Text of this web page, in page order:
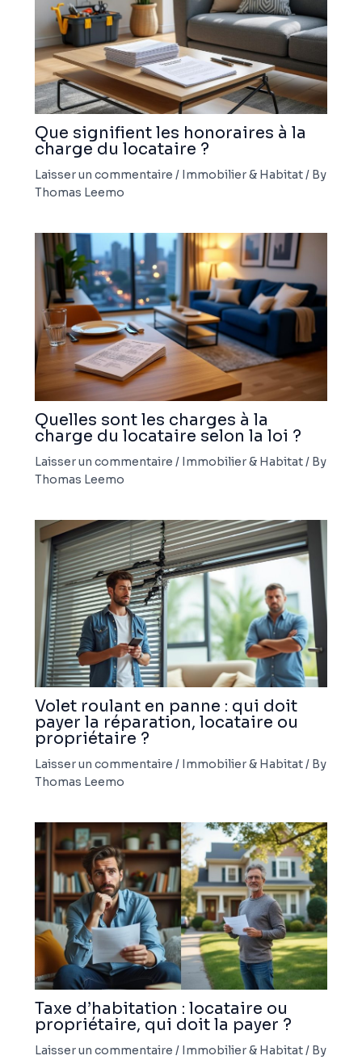
Que signifient les honoraires à la
charge du locataire ?
Laisser un commentaire / Immobilier & Habitat/ By
Thomas Leemo
Quelles sont les charges à la
charge du locataire selon la loi ?
Laisser un commentaire / Immobilier & Habitat/ By
Thomas Leemo
Volet roulant en panne : qui doit
payer la réparation, locataire ou
propriétaire ?
Laisser un commentaire / Immobilier & Habitat/ By
Thomas Leemo
Taxe d’habitation : locataire ou
propriétaire, qui doit la payer ?
Laisser un commentaire / Immobilier & Habitat/ By